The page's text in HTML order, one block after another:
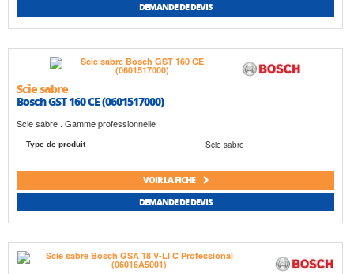
DEMANDE DE DEVIS
Scie sabre
Bosch GST 160 CE (0601517000)
Scie sabre . Gamme professionnelle
Type de produit Scie sabre
VOIR LA FICHE
DEMANDE DE DEVIS